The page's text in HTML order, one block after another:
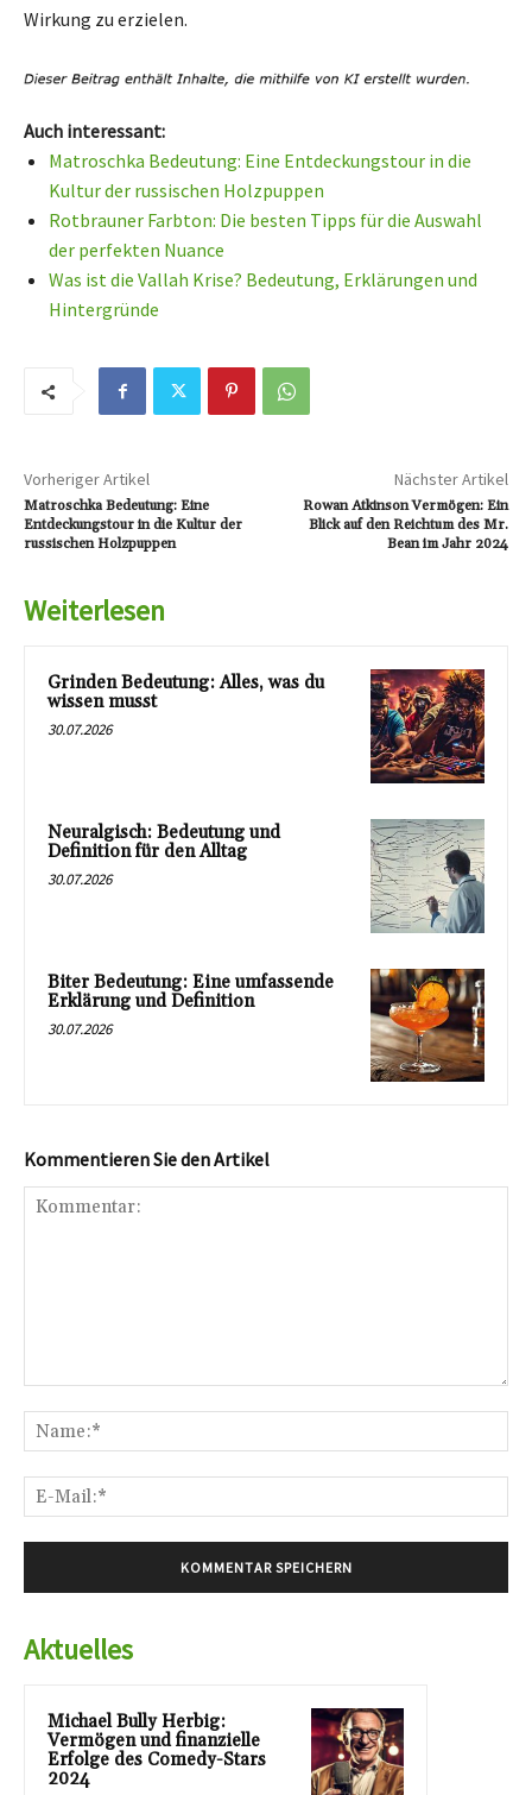
Wirkung zu erzielen.
Auch interessant:
Matroschka Bedeutung: Eine Entdeckungstour in die
Kultur der russischen Holzpuppen
Rotbrauner Farbton: Die besten Tipps für die Auswahl
der perfekten Nuance
Was ist die Vallah Krise? Bedeutung, Erklärungen und
Hintergründe
Vorheriger Artikel
Matroschka Bedeutung: Eine
Entdeckungstour in die Kultur der
russischen Holzpuppen
Nächster Artikel
Rowan Atkinson Vermögen: Ein
Blick auf den Reichtum des Mr.
Bean im Jahr 2024
Weiterlesen
Grinden Bedeutung: Alles, was du
wissen musst
30.07.2026
Neuralgisch: Bedeutung und
Definition für den Alltag
30.07.2026
Biter Bedeutung: Eine umfassende
Erklärung und Definition
30.07.2026
Kommentieren Sie den Artikel
Aktuelles
Michael Bully Herbig:
Vermögen und finanzielle
Erfolge des Comedy-Stars
2024